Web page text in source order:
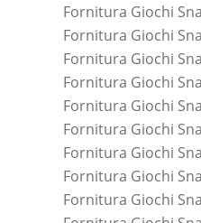
Fornitura Giochi
Fornitura Giochi
Fornitura Giochi
Fornitura Giochi
Fornitura Giochi
Fornitura Giochi
Fornitura Giochi
Fornitura Giochi
Fornitura Giochi